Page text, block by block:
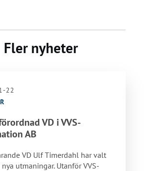
Fler nyheter
22
VD i VVS-
AB
VD Ulf Timerdahl har valt
utmaningar. Utanför VVS-